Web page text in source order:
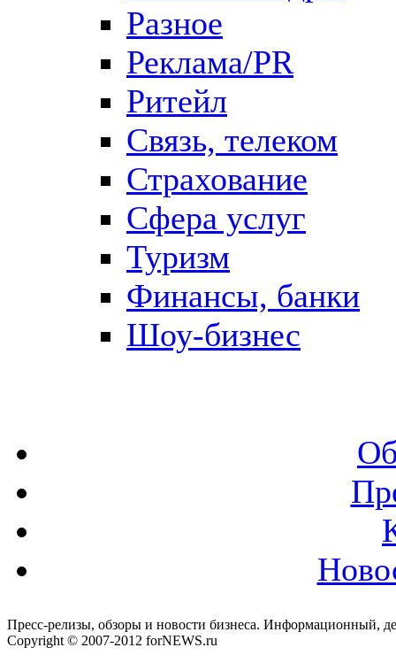
Разное
Реклама/PR
Ритейл
Связь, телеком
Страхование
Сфера услуг
Туризм
Финансы, банки
Шоу-бизнес
Пресс-релизы, обзоры и новости бизнеса. Информационный,
Copyright © 2007-2012 forNEWS.ru